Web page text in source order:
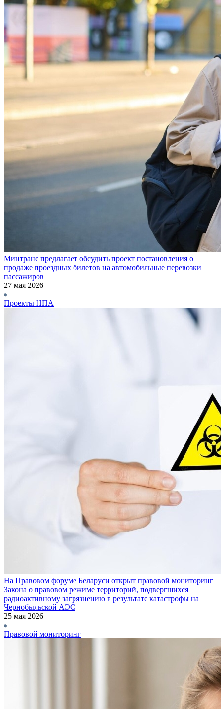
Минтранс предлагает обсудить проект постановления о
продаже проездных билетов на автомобильные перевозки
пассажиров
27 мая 2026
Проекты НПА
На Правовом форуме Беларуси открыт правовой мониторинг
Закона о правовом режиме территорий, подвергшихся
радиоактивному загрязнению в результате катастрофы на
Чернобыльской АЭС
25 мая 2026
Правовой мониторинг